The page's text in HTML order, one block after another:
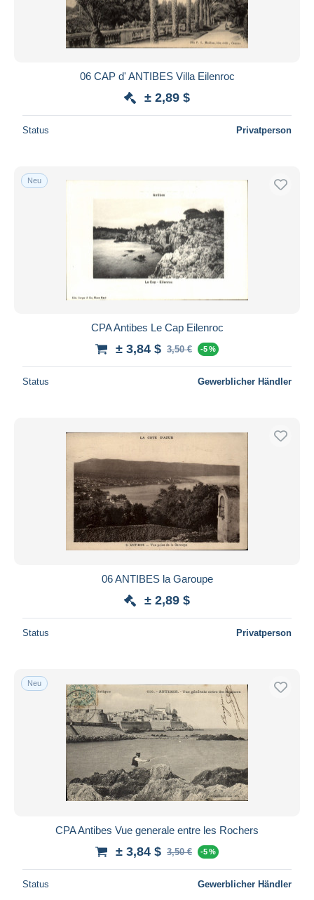
06 CAP d' ANTIBES Villa Eilenroc
± 2,89 $
Status Privatperson
Neu
CPA Antibes Le Cap Eilenroc
± 3,84 $ 3,50 € -5 %
Status Gewerblicher Händler
06 ANTIBES la Garoupe
± 2,89 $
Status Privatperson
Neu
CPA Antibes Vue generale entre les Rochers
± 3,84 $ 3,50 € -5 %
Status Gewerblicher Händler